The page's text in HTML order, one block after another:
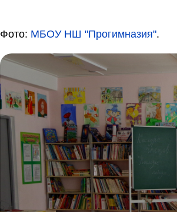
Фото: МБОУ НШ "Прогимназия".